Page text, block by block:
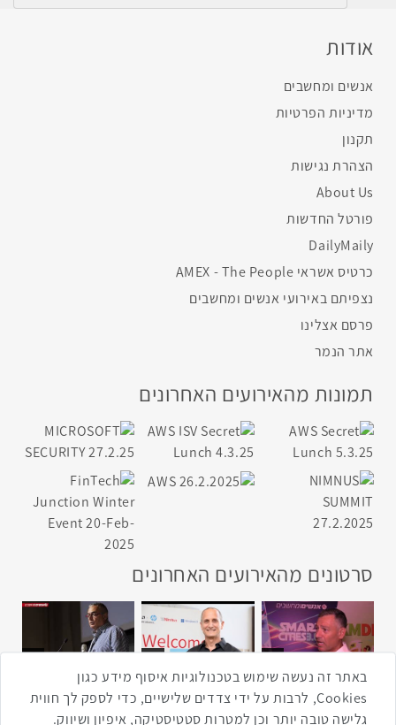
אודות
אנשים ומחשבים
מדיניות הפרטיות
תקנון
הצהרת נגישות
About Us
פורטל החדשות
DailyMaily
כרטיס אשראי AMEX - The People
נצפיתם באירועי אנשים ומחשבים
פרסם אצלינו
אתר הנמר
תמונות מהאירועים האחרונים
סרטונים מהאירועים האחרונים
4:00
2:33
1:43
באתר זה נעשה שימוש בטכנולוגיות איסוף מידע כגון
Cookies, לרבות על ידי צדדים שלישיים, כדי לספק לך חווית
גלישה טובה יותר וכן למטרות סטטיסטיקה, איפיון ושיווק.